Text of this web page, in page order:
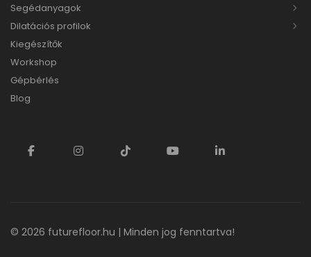
Segédanyagok
Dilatációs profilok
Kiegészítők
Workshop
Gépbérlés
Blog
© 2026 futurefloor.hu | Minden jog fenntartva!